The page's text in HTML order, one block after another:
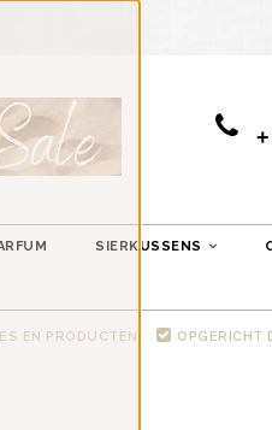
SIERKUSSENS
EN PRODUCTEN OPGERICHT